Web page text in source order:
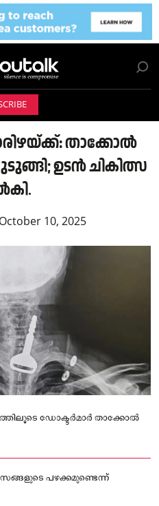
താക്കോൽ
ഉടൻ ചികിത്സ
October 10, 2025
ഡോക്ടർമാർ താക്കോൽ
പഴക്കമുണ്ടെന്ന്